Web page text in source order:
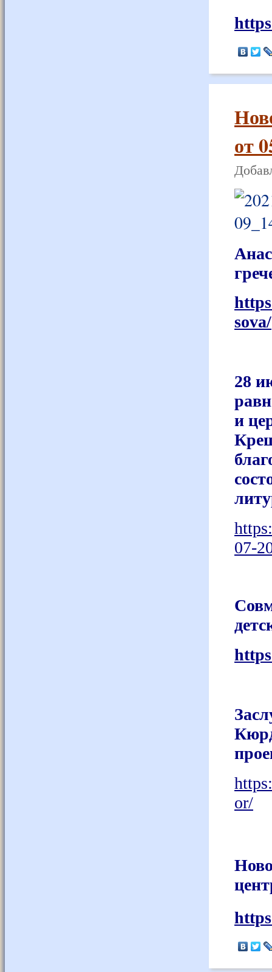
от
sova/
28
и
07-
or/